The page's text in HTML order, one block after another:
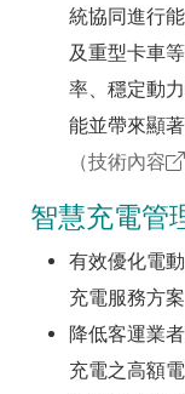
統協同進行
及重型卡車
率、穩定動
能並帶來顯著
（技術內容
智慧充電管
有效優化電
充電服務方
降低客運業
充電之高額